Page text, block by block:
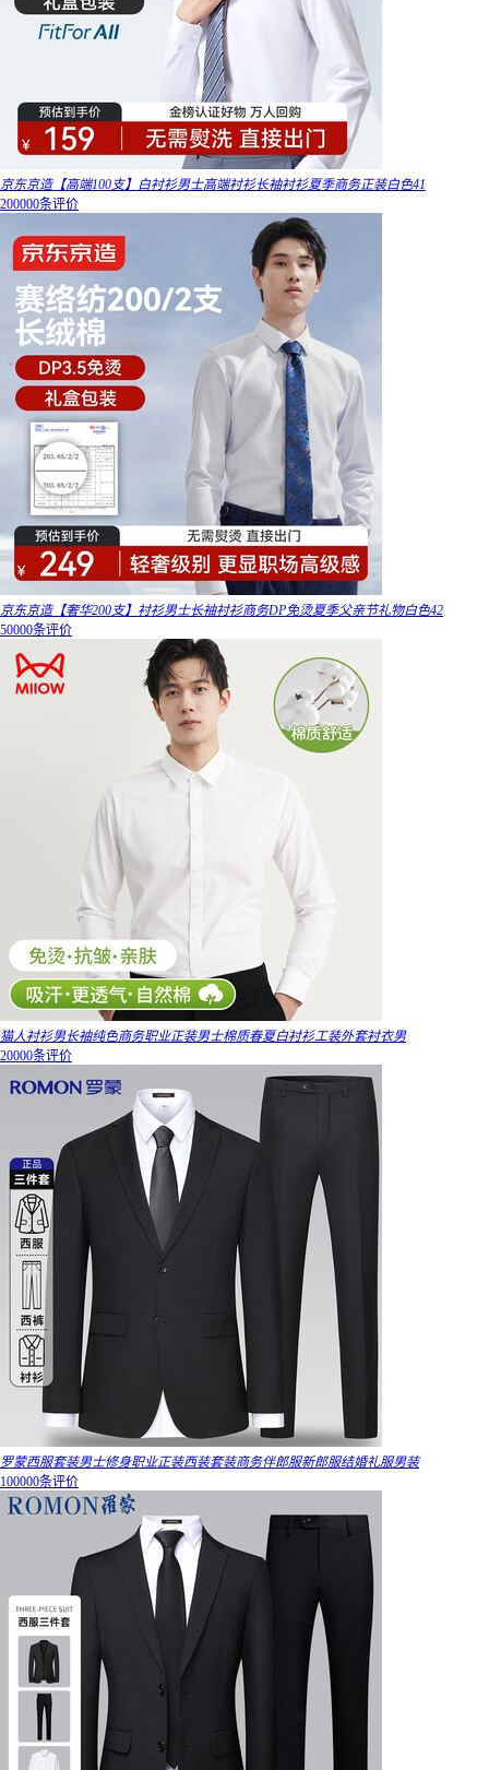
京东京造【高端100支】白衬衫男士高端衬衫长袖衬衫夏季商务正装白色41
200000条评价
京东京造【奢华200支】衬衫男士长袖衬衫商务DP免烫夏季父亲节礼物白色42
50000条评价
猫人衬衫男长袖纯色商务职业正装男士棉质春夏白衬衫工装外套衬衣男
20000条评价
罗蒙西服套装男士修身职业正装西装套装商务伴郎服新郎服结婚礼服男装
100000条评价